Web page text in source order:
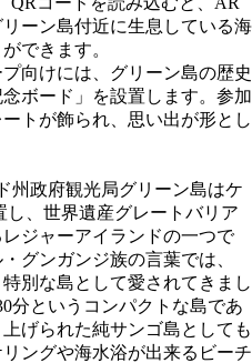
ーン島付近に生息している海
できます。
向けには、グリーン島の歴史
ボード」を設置します。参加
トが飾られ、思い出が形とし
グリーン島はケ
し、世界遺産グレートバリア
ジャーアイランドの一つで
グンガンジ族の言葉では、
別な島として愛されてきまし
分というコンパクトな島であ
げられた純サンゴ島としても
ングや海水浴が出来るビーチ